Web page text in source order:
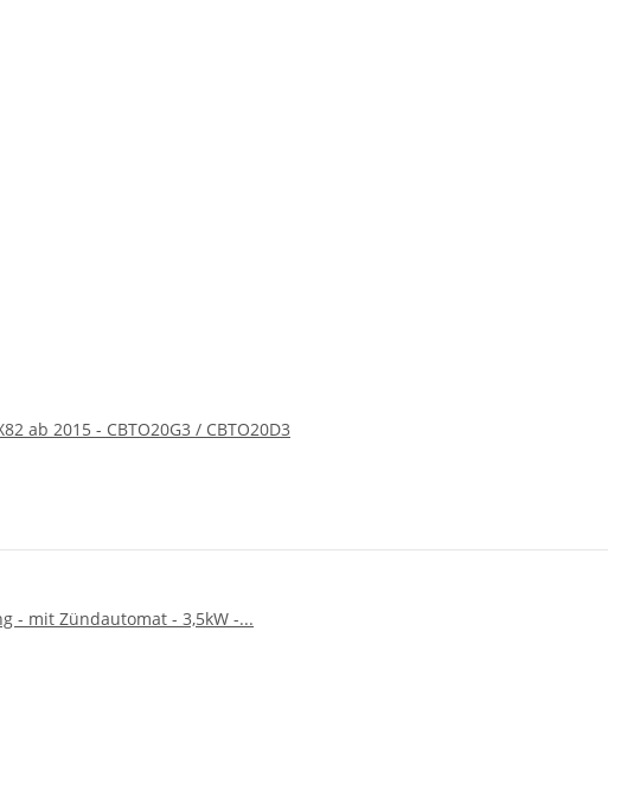
ab 2015 - CBTO20G3 / CBTO20D3